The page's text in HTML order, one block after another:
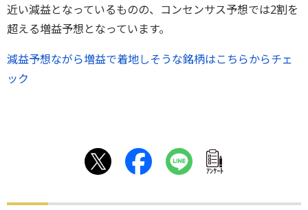
近い減益となっているものの、コンセンサス予想では2割を
超える増益予想となっています。
減益予想ながら増益で着地しそうな銘柄はこちらからチェ
ック
ｱﾝｹｰﾄ